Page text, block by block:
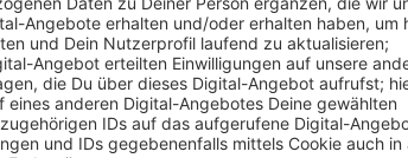
nächsten Tagen und Wochen immer wieder
Amprion. Das Unternehmen will
die geplante unterirdische Stromautobahn.
Windenergie von Emden aus nach NRW
Stromleitung durchgehen soll.